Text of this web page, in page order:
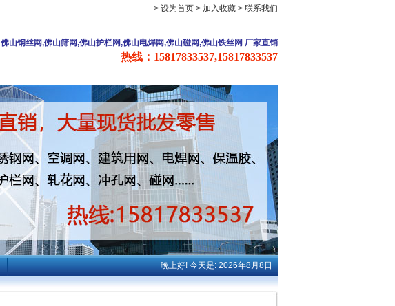
> 设为首页 > 加入收藏 > 联系我们
佛山钢丝网,佛山筛网,佛山护栏网,佛山电焊网,佛山碰网,佛山铁丝网 厂家直销
热线：15817833537,15817833537
晚上好! 今天是: 2026年8月8日